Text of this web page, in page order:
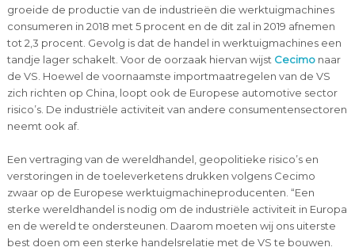
groeide de productie van de industrieën die werktuigmachines
consumeren in 2018 met 5 procent en de dit zal in 2019 afnemen
tot 2,3 procent. Gevolg is dat de handel in werktuigmachines een
tandje lager schakelt. Voor de oorzaak hiervan wijst Cecimonaar
de VS. Hoewel de voornaamste importmaatregelen van de VS
zich richten op China, loopt ook de Europese automotive sector
risico’s. De industriële activiteit van andere consumentensectoren
neemt ook af.
Een vertraging van de wereldhandel, geopolitieke risico’s en
verstoringen in de toeleverketens drukken volgens Cecimo
zwaar op de Europese werktuigmachineproducenten. “Een
sterke wereldhandel is nodig om de industriële activiteit in Europa
en de wereld te ondersteunen. Daarom moeten wij ons uiterste
best doen om een sterke handelsrelatie met de VS te bouwen.